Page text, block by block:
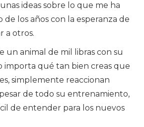
ideas sobre lo que me ha
de los años con la esperanza de
a otros.
un animal de mil libras con su
importa qué tan bien creas que
simplemente reaccionan
de todo su entrenamiento,
de entender para los nuevos